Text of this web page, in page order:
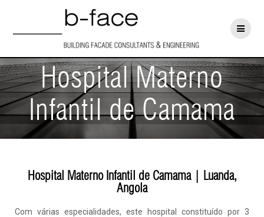
Hospital Materno
Infantil de Camama
Hospital Materno Infantil de Camama | Luanda,
Angola
Com várias especialidades, este hospital constituído por 3